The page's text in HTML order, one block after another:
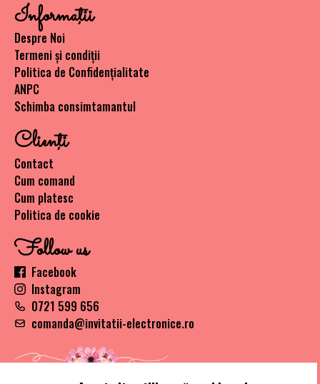
Informaţii
Despre Noi
Termeni și condiții
Politica de Confidențialitate
ANPC
Schimba consimtamantul
Clienţi
Contact
Cum comand
Cum platesc
Politica de cookie
Follow us
Facebook
Instagram
0721 599 656
comanda@invitatii-electronice.ro